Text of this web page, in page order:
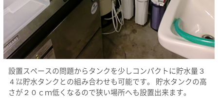
設置スペースの問題からタンクを少しコンパクトに貯水量３
４㍑貯水タンクとの組み合わせも可能です。 貯水タンクの高
さが２０ｃｍ低くなるので狭い場所へも設置出来ます。